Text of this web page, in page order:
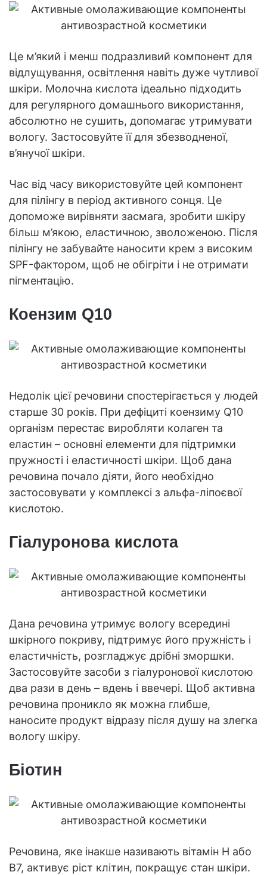
Це м’який і менш подразливий компонент для
відлущування, освітлення навіть дуже чутливої
шкіри. Молочна кислота ідеально підходить
для регулярного домашнього використання,
абсолютно не сушить, допомагає утримувати
вологу. Застосовуйте її для збезводненої,
в’янучої шкіри.
Час від часу використовуйте цей компонент
для пілінгу в період активного сонця. Це
допоможе вирівняти засмага, зробити шкіру
більш м’якою, еластичною, зволоженою. Після
пілінгу не забувайте наносити крем з високим
SPF-фактором, щоб не обігріти і не отримати
пігментацію.
Коензим Q10
Недолік цієї речовини спостерігається у людей
старше 30 років. При дефіциті коензиму Q10
організм перестає виробляти колаген та
еластин – основні елементи для підтримки
пружності і еластичності шкіри. Щоб дана
речовина почало діяти, його необхідно
застосовувати у комплексі з альфа-ліпоєвої
кислотою.
Гіалуронова кислота
Дана речовина утримує вологу всередині
шкірного покриву, підтримує його пружність і
еластичність, розгладжує дрібні зморшки.
Застосовуйте засоби з гіалуронової кислотою
два рази в день – вдень і ввечері. Щоб активна
речовина проникло як можна глибше,
наносите продукт відразу після душу на злегка
вологу шкіру.
Біотин
Речовина, яке інакше називають вітамін H або
В7, активує ріст клітин, покращує стан шкіри.